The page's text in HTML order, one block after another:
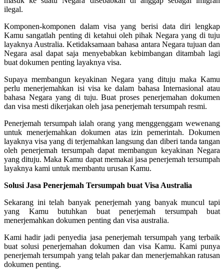
ilegal.
Komponen-komponen dalam visa yang berisi data diri lengkap
Kamu sangatlah penting di ketahui oleh pihak Negara yang di tuju
layaknya Australia. Ketidaksamaan bahasa antara Negara tujuan dan
Negara asal dapat saja menyebabkan kebimbangan ditambah lagi
buat dokumen penting layaknya visa.
Supaya membangun keyakinan Negara yang dituju maka Kamu
perlu menerjemahkan isi visa ke dalam bahasa Internasional atau
bahasa Negara yang di tuju. Buat proses penerjemahan dokumen
dan visa mesti dikerjakan oleh jasa penerjemah tersumpah resmi.
Penerjemah tersumpah ialah orang yang menggenggam wewenang
untuk menerjemahkan dokumen atas izin pemerintah. Dokumen
layaknya visa yang di terjemahkan langsung dan diberi tanda tangan
oleh penerjemah tersumpah dapat membangun keyakinan Negara
yang dituju. Maka Kamu dapat memakai jasa penerjemah tersumpah
layaknya kami untuk membantu urusan Kamu.
Solusi Jasa Penerjemah Tersumpah buat Visa Australia
Sekarang ini telah banyak penerjemah yang banyak muncul tapi
yang Kamu butuhkan buat penerjemah tersumpah buat
menerjemahkan dokumen penting dan visa australia.
Kami hadir jadi penyedia jasa penerjemah tersumpah yang terbaik
buat solusi penerjemahan dokumen dan visa Kamu. Kami punya
penerjemah tersumpah yang telah pakar dan menerjemahkan ratusan
dokumen penting.